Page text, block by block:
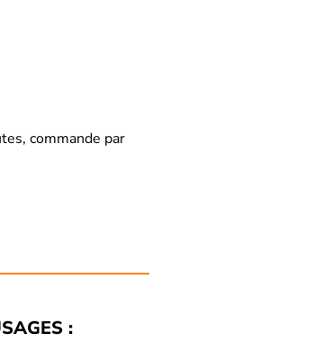
commande par
: